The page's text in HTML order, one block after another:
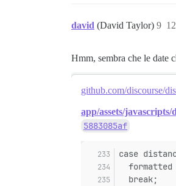
david (David Taylor) 9
Hmm, sembra che le date
github.com/discourse/
app/assets/
5883085af
case
formatted
  break;